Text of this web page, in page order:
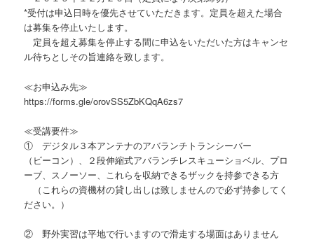
*受付は申込日時を優先させていただきます。定員を超えた場合
は募集を停止いたします。
定員を超え募集を停止する間に申込をいただいた方はキャンセ
ル待ちとしその旨連絡を致します。
≪お申込み先≫
https://forms.gle/orovSS5ZbKQqA6zs7
≪受講要件≫
① デジタル３本アンテナのアバランチトランシーバー
（ビーコン）、２段伸縮式アバランチレスキューショベル、プロ
ーブ、スノーソー、これらを収納できるザックを持参できる方
（これらの資機材の貸し出しは致しませんので必ず持参してく
ださい。）
② 野外実習は平地で行いますので滑走する場面はありません